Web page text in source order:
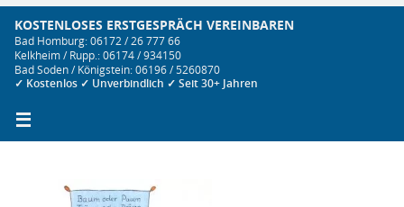
KOSTENLOSES ERSTGESPRÄCH VEREINBAREN
Bad Homburg: 06172 / 26 777 66
Kelkheim / Rupp.: 06174 / 934150
Bad Soden / Königstein: 06196 / 5260870
✓ Kostenlos ✓ Unverbindlich ✓ Seit 30+ Jahren